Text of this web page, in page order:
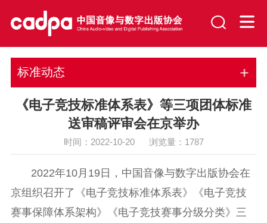
标准动态
《电子竞技标准体系表》等三项团体标准
送审稿评审会在京举办
时间：2022-10-20 浏览量： 1787
2022年10月19日，中国音像与数字出版协会在
京组织召开了《电子竞技标准体系表》《电子竞技
赛事保障体系架构》《电子竞技赛事分级分类》三